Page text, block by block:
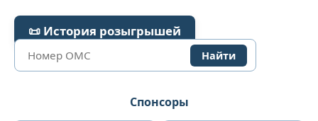
📜 История розыгрышей
Найти
Спонсоры